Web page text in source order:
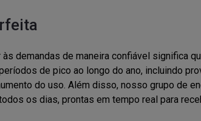
demandas de maneira confiável significa
de pico ao longo do ano, incluindo
do uso. Além disso, nosso grupo de
os dias, prontas em tempo real para